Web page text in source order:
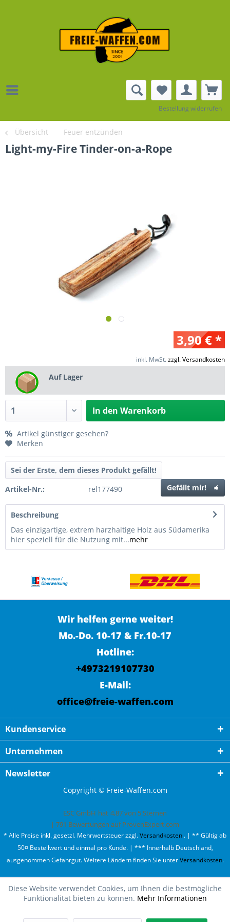
Bestellung widerrufen
Übersicht Feuer entzünden
Light-my-Fire Tinder-on-a-Rope
3,90 € *
inkl. MwSt.zzgl. Versandkosten
Auf Lager
In den Warenkorb
Artikel günstiger gesehen?
Merken
Sei der Erste, dem dieses Produkt gefällt!
Gefällt mir!
Artikel-Nr.: rel177490
Beschreibung
Das einzigartige, extrem harzhaltige Holz aus Südamerika
hier speziell für die Nutzung mit...mehr
Oh fast ausverkauft!
Wir helfen gerne weiter!
Mo.-Do. 10-17 & Fr.10-17
Hotline:
+4973219107730
E-Mail:
office@freie-waffen.com
Kundenservice
Unternehmen
Newsletter
Copyright © Freie-Waffen.com
ESC GmbH hat 4,87von 5Sternen
| 791 Bewertungen auf ProvenExpert.com
* Alle Preise inkl. gesetzl. Mehrwertsteuer zzgl.Versandkosten . | ** Gültig ab
50¤ Bestellwert und einmal pro Kunde. | *** Innerhalb Deutschland,
ausgenommen Gefahrgut. Weitere Ländern finden Sie unterVersandkosten.
Diese Website verwendet Cookies, um Ihnen die bestmögliche
Funktionalität bieten zu können. Mehr Informationen